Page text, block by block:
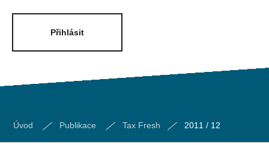
Přihlásit
Úvod Publikace Tax Fresh 2011 / 12